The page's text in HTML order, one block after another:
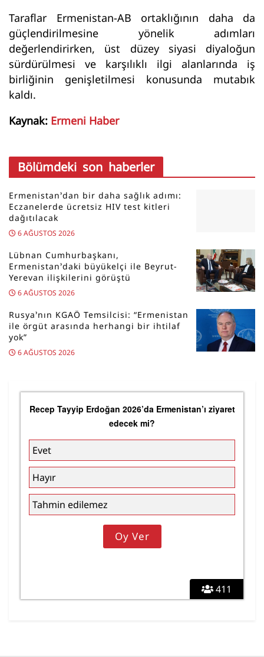
Taraflar Ermenistan-AB ortaklığının daha da
güçlendirilmesine yönelik adımları
değerlendirirken, üst düzey siyasi diyaloğun
sürdürülmesi ve karşılıklı ilgi alanlarında iş
birliğinin genişletilmesi konusunda mutabık
kaldı.
Kaynak: Ermeni Haber
Bölümdeki son haberler
Ermenistan’dan bir daha sağlık adımı:
Eczanelerde ücretsiz HIV test kitleri
dağıtılacak
6 AĞUSTOS 2026
Lübnan Cumhurbaşkanı,
Ermenistan’daki büyükelçi ile Beyrut-
Yerevan ilişkilerini görüştü
6 AĞUSTOS 2026
Rusya’nın KGAÖ Temsilcisi: “Ermenistan
ile örgüt arasında herhangi bir ihtilaf
yok”
6 AĞUSTOS 2026
411
Recep Tayyip Erdoğan 2026’da Ermenistan’ı ziyaret
edecek mi?
Evet
Hayır
Tahmin edilemez